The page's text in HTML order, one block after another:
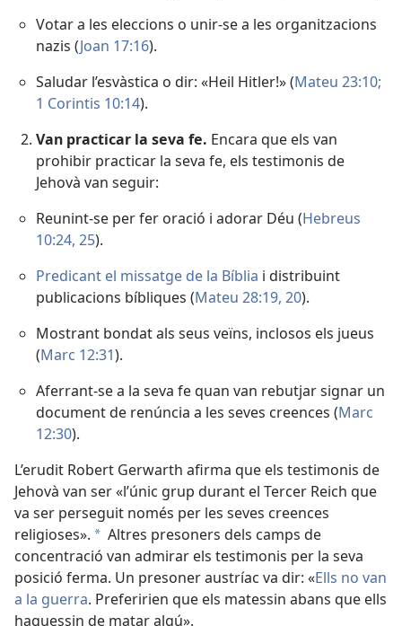
Votar a les eleccions o unir-se a les organitzacions
nazis (Joan 17:16).
Saludar l’esvàstica o dir: «Heil Hitler!» (Mateu 23:10;
1 Corintis 10:14).
Van practicar la seva fe. Encara que els van
prohibir practicar la seva fe, els testimonis de
Jehovà van seguir:
Reunint-se per fer oració i adorar Déu (Hebreus
10:24, 25).
Predicant el missatge de la Bíblia i distribuint
publicacions bíbliques (Mateu 28:19, 20).
Mostrant bondat als seus veïns, inclosos els jueus
(Marc 12:31).
Aferrant-se a la seva fe quan van rebutjar signar un
document de renúncia a les seves creences (Marc
12:30).
L’erudit Robert Gerwarth afirma que els testimonis de
Jehovà van ser «l’únic grup durant el Tercer Reich que
va ser perseguit només per les seves creences
religioses». a Altres presoners dels camps de
concentració van admirar els testimonis per la seva
posició ferma. Un presoner austríac va dir: «Ells no van
a la guerra. Preferirien que els matessin abans que ells
haguessin de matar algú».